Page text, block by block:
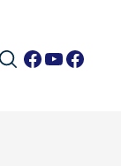
Facebook